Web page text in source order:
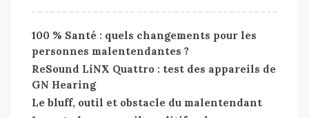
100 % Santé : quels changements pour les
personnes malentendantes ?
ReSound LiNX Quattro : test des appareils de
GN Hearing
Le bluff, outil et obstacle du malentendant